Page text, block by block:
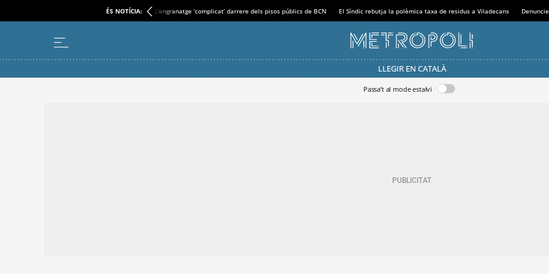
ÉS NOTÍCIA: L'engranatge ‘complicat’ darrere dels pisos públics de BCN El Síndic rebutja la polèmica taxa de residus a Viladecans
LLEGIR EN CATALÀ
Passa’t al mode estalvi